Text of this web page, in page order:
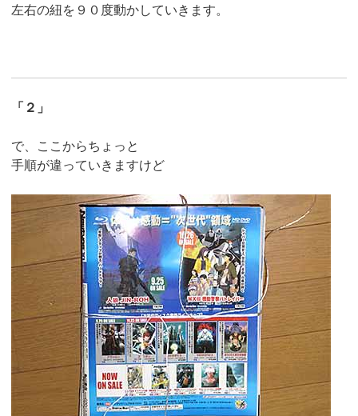
左右の紐を９０度動かしていきます。
「２」
で、ここからちょっと
手順が違っていきますけど